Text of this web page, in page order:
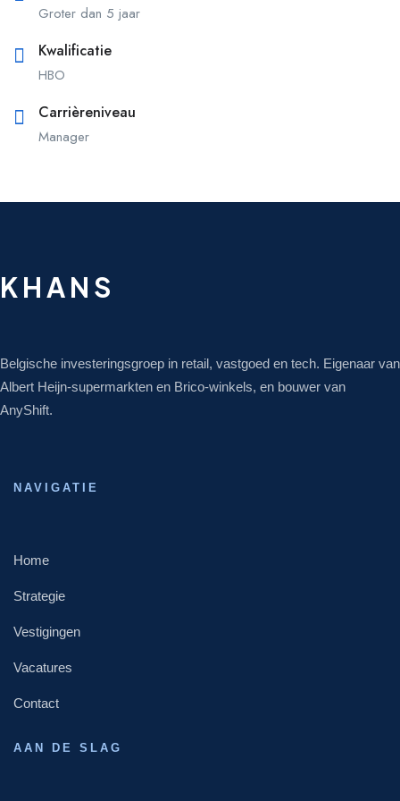
Groter dan 5 jaar
Kwalificatie
HBO
Carrièreniveau
Manager
KHANS
Belgische investeringsgroep in retail, vastgoed en tech. Eigenaar van
Albert Heijn-supermarkten en Brico-winkels, en bouwer van
AnyShift.
NAVIGATIE
Home
Strategie
Vestigingen
Vacatures
Contact
AAN DE SLAG